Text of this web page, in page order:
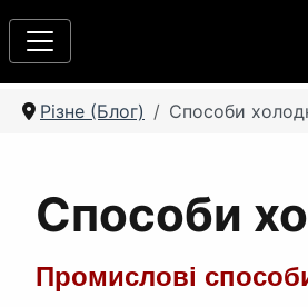
Різне (Блог) Способи
Способи
Промислові